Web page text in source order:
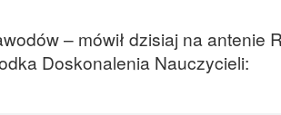
– mówił dzisiaj na antenie
Doskonalenia Nauczycieli: